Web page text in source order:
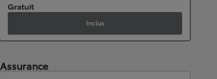
Gratuit
Inclus
Assurance